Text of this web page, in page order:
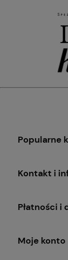
Popularne
Kontakt i
Płatności i
Moje konto